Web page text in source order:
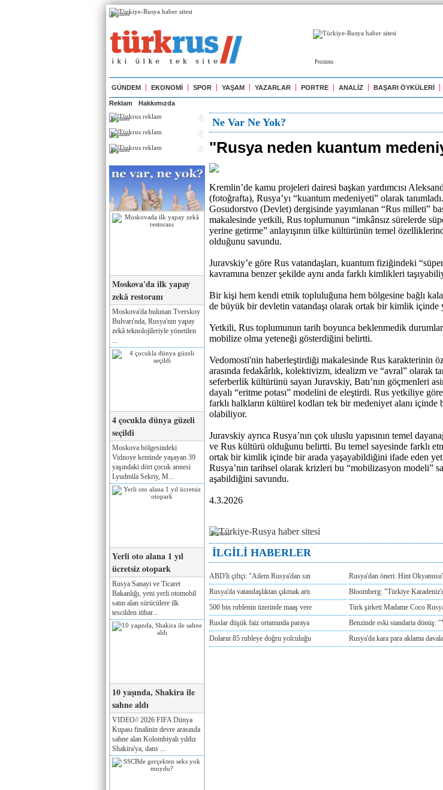
Реклама
Реклама
GÜNDEM EKONOMİ SPOR YAŞAM YAZARLAR PORTRE ANALİZ BAŞARI ÖYKÜLERİ
Reklam Hakkımızda
Реклама
Реклама
Реклама
Moskova'da ilk yapay
zekâ restoranı
Moskova'da bulunan Tverskoy
Bulvarı'nda, Rusya'nın yapay
zekâ teknolojileriyle yönetilen
4 çocukla dünya güzeli
seçildi
Moskova bölgesindeki
Vidnoye kentinde yaşayan 39
yaşındaki dört çocuk annesi
Lyudmila Sekriy, M...
Yerli oto alana 1 yıl
ücretsiz otopark
Rusya Sanayi ve Ticaret
Bakanlığı, yeni yerli otomobil
satın alan sürücülere ilk
tescilden itibar...
10 yaşında, Shakira ile
sahne aldı
VIDEO// 2026 FIFA Dünya
Kupası finalinin devre arasında
sahne alan Kolombiyalı yıldız
Shakira'ya, dans ...
Ne Var Ne Yok?
"Rusya neden kuantum
Kremlin’de kamu projeleri dairesi başkan yardımcısı
(fotoğrafta), Rusya’yı “kuantum medeniyeti” olarak tanımladı.
Gosudorstvo (Devlet) dergisinde yayımlanan “Rus milleti”
makalesinde yetkili, Rus toplumunun “imkânsız sürelerde
yerine getirme” anlayışının ülke kültürünün temel
olduğunu savundu.
Juravskiy’e göre Rus vatandaşları, kuantum fiziğindeki
kavramına benzer şekilde aynı anda farklı kimlikleri
Bir kişi hem kendi etnik topluluğuna hem bölgesine bağlı
de büyük bir devletin vatandaşı olarak ortak bir kimlik içinde
Yetkili, Rus toplumunun tarih boyunca beklenmedik
mobilize olma yeteneği gösterdiğini belirtti.
Vedomosti'nin haberleştirdiği makalesinde Rus karakterinin
arasında fedakârlık, kolektivizm, idealizm ve “avral” olarak
seferberlik kültürünü sayan Juravskiy, Batı’nın göçmenleri
dayalı “eritme potası” modelini de eleştirdi. Rus yetkiliye
farklı halkların kültürel kodları tek bir medeniyet alanı içinde
olabiliyor.
Juravskiy ayrıca Rusya’nın çok uluslu yapısının temel
ve Rus kültürü olduğunu belirtti. Bu temel sayesinde farklı
ortak bir kimlik içinde bir arada yaşayabildiğini ifade eden
Rusya’nın tarihsel olarak krizleri bu “mobilizasyon modeli”
aşabildiğini savundu.
4.3.2026
Реклама
İLGİLİ HABERLER
ABD'li çiftçi: "Ailem Rusya'dan sın
Rusya'dan öneri: Hint
Rusya'da vatandaşlıktan çıkmak artı
Bloomberg: "Türkiye
500 bin rublenin üzerinde maaş vere
Türk şirketi Madame Coco
Ruslar düşük faiz ortamında paraya
Benzinde eski standarta dönüş:
Doların 85 rubleye doğru yolculuğu
Rusya'da kara para aklama